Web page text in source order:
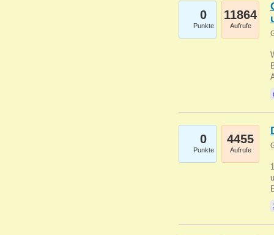
0
Punkte
11864
Aufrufe
0
Punkte
4455
Aufrufe